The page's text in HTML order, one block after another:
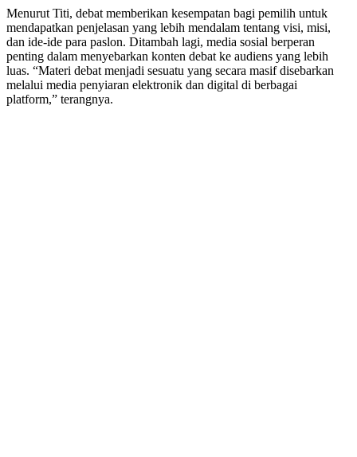
Menurut Titi, debat memberikan kesempatan bagi pemilih untuk
mendapatkan penjelasan yang lebih mendalam tentang visi, misi,
dan ide-ide para paslon. Ditambah lagi, media sosial berperan
penting dalam menyebarkan konten debat ke audiens yang lebih
luas. “Materi debat menjadi sesuatu yang secara masif disebarkan
melalui media penyiaran elektronik dan digital di berbagai
platform,” terangnya.